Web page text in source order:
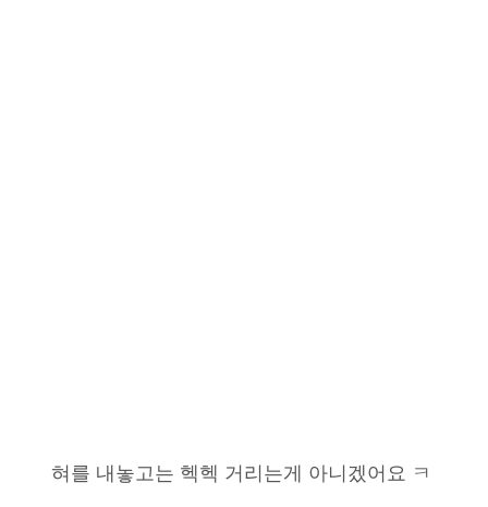
혀를 내놓고는 헥헥 거리는게 아니겠어요 ㅋ